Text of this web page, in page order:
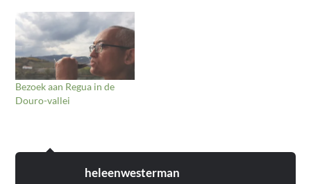
Bezoek aan Regua in de
Douro-vallei
heleenwesterman